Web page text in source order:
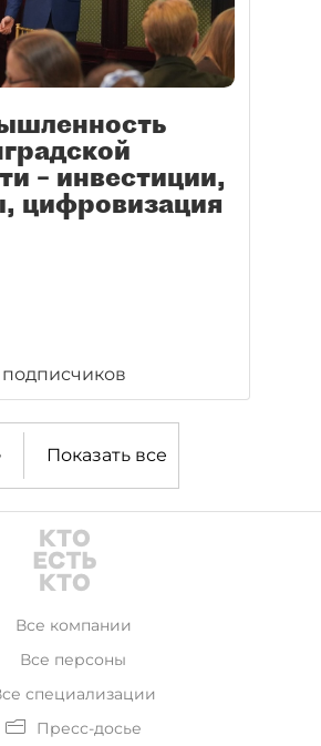
– инвестиции,
цифровизация
Показать все
Все компании
Все персоны
специализации
Пресс-досье